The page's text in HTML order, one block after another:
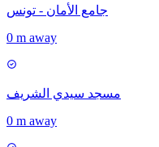
جامع الأمان - تونس
0 m away
مسجد سيدي الشريف
0 m away